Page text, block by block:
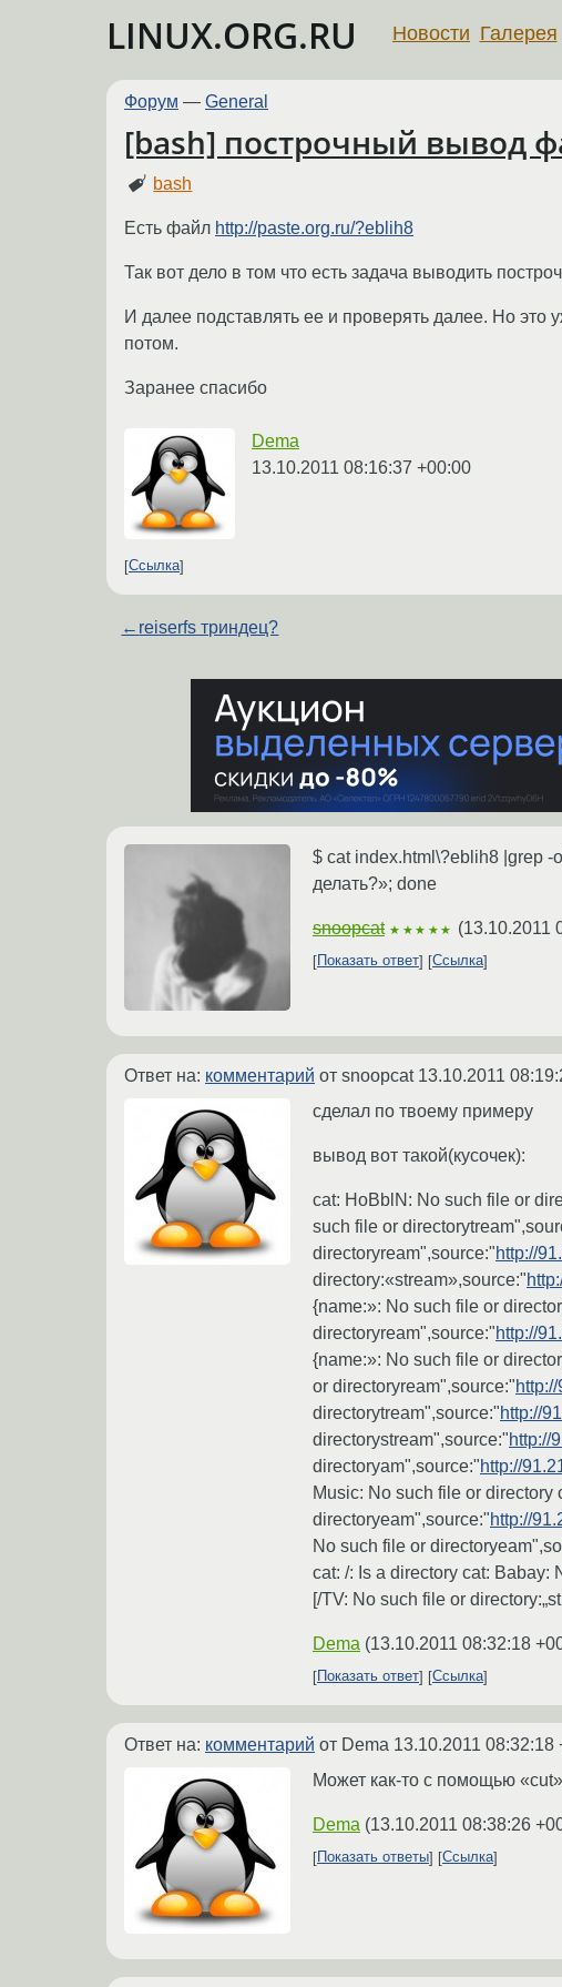
LINUX.ORG.RU Новости Галерея
Форум — General
[bash] построчный вывод
bash
Есть файл http://paste.org.ru/?eblih8
Так вот дело в том что есть задача выводить
И далее подставлять ее и проверять далее. Но это
потом.
Заранее спасибо
Dema
13.10.2011 08:16:37 +00:00
Ссылка
← reiserfs триндец?
$ cat index.html\?eblih8 |grep -
делать?»; done
snoopcat ★★★★★ (13.10.2011
Показать ответ Ссылка
Ответ на: комментарий от snoopcat 13.10.2011
сделал по твоему примеру
вывод вот такой(кусочек):
cat: HoBblN: No such file or
such file or
directoryream",source:"http://
directory:«stream»,source:"
{name:»: No such file or
directoryream",source:"http://
{name:»: No such file or
or directoryream",source:"
directorytream",source:"http://
directorystream",source:"http://
directoryam",source:"http://
Music: No such file or
directoryeam",source:"http://
No such file or
cat: /: Is a directory cat: Babay:
[/TV: No such file or
Dema (13.10.2011 08:32:18
Показать ответ
Ссылка
Ответ на: комментарий от Dema 13.10.2011 08:32:18
Может как-то с помощью «cut»
Dema (13.10.2011 08:38:26
Показать ответы
Ссылка